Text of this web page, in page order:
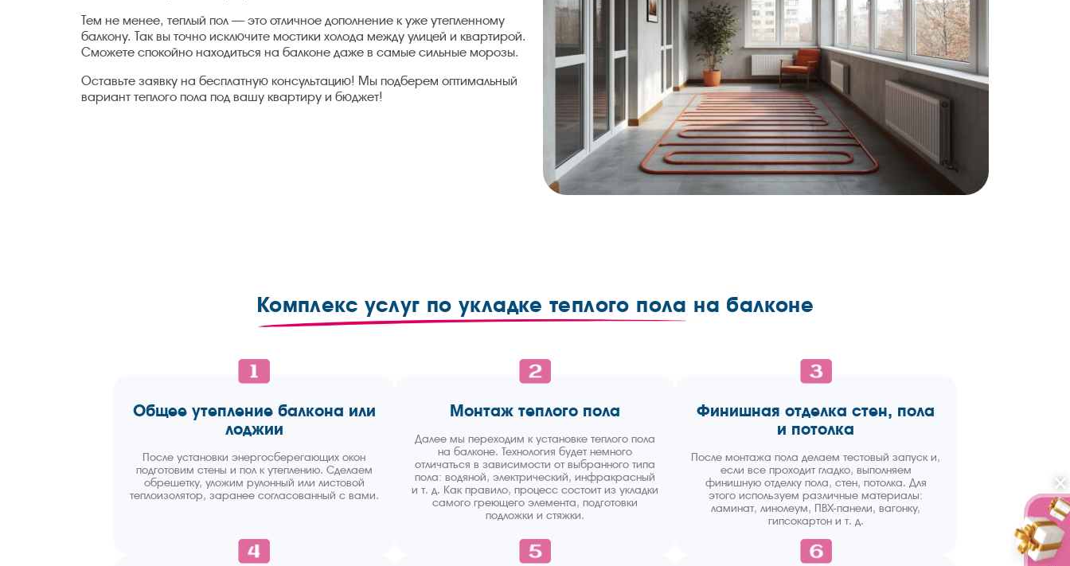
Тем не менее, теплый пол — это отличное дополнение к уже утепленному
балкону. Так вы точно исключите мостики холода между улицей и квартирой.
Сможете спокойно находиться на балконе даже в самые сильные морозы.
Оставьте заявку на бесплатную консультацию! Мы подберем оптимальный
вариант теплого пола под вашу квартиру и бюджет!
Комплекс услуг по укладке теплого пола на балконе
Общее утепление балкона или
лоджии
После установки энергосберегающих окон
подготовим стены и пол к утеплению. Сделаем
обрешетку, уложим рулонный или листовой
теплоизолятор, заранее согласованный с вами.
Монтаж теплого пола
Далее мы переходим к установке теплого пола
на балконе. Технология будет немного
отличаться в зависимости от выбранного типа
пола: водяной, электрический, инфракрасный
и т. д. Как правило, процесс состоит из укладки
самого греющего элемента, подготовки
подложки и стяжки.
Финишная отделка стен, пола
и потолка
После монтажа пола делаем тестовый запуск и,
если все проходит гладко, выполняем
финишную отделку пола, стен, потолка. Для
этого используем различные материалы:
ламинат, линолеум, ПВХ-панели, вагонку,
гипсокартон и т. д.